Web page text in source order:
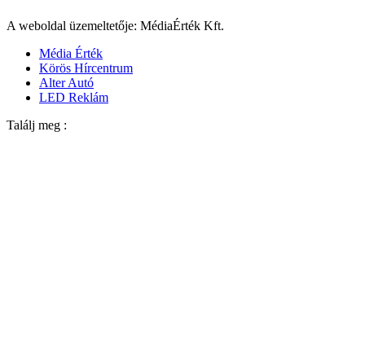
A weboldal üzemeltetője: MédiaÉrték Kft.
Média Érték
Körös Hírcentrum
Alter Autó
LED Reklám
Találj meg :